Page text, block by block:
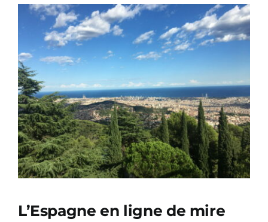
Groupes
Agences
Informations
Recherche
L’Espagne en ligne de mire